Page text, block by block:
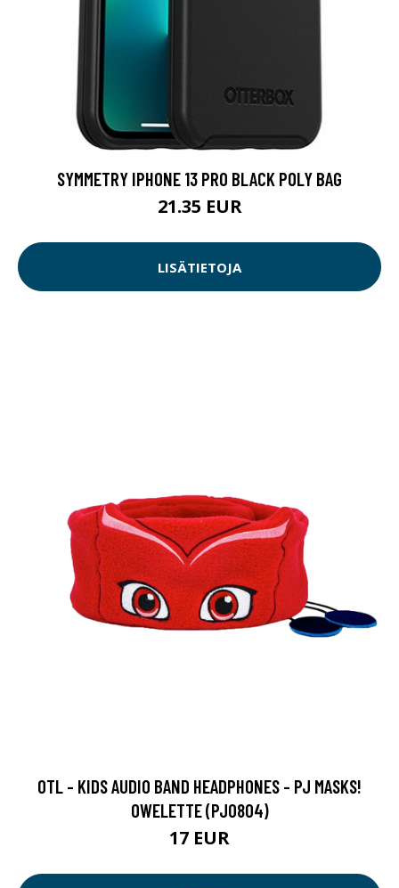
SYMMETRY IPHONE 13 PRO BLACK POLY BAG
21.35 EUR
LISÄTIETOJA
OTL - KIDS AUDIO BAND HEADPHONES - PJ MASKS!
OWELETTE (PJ0804)
17 EUR